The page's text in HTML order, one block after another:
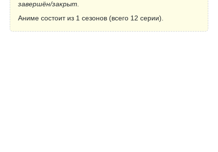
завершён/закрыт.
Аниме состоит из 1 сезонов (всего 12 серии).